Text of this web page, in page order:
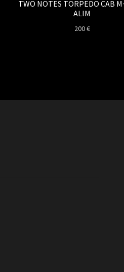
TWO NOTES TORPEDO CAB
ALIM
200€